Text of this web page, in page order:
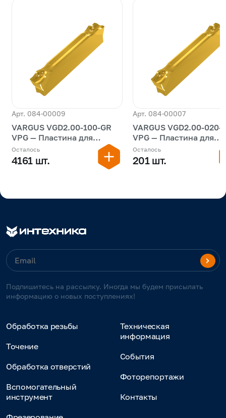
Арт. 084-00009
VARGUS VGD2.00-100-GR
VPG — Пластина для
обработки канавок
Осталось
4161 шт.
Арт. 084-00007
VARGUS VGD2.00-020-
VPG — Пластина для
обработки канавок
Осталось
201 шт.
Подпишитесь на рассылку. Иногда мы будем присылать
информацию о новых поступлениях!
Обработка резьбы
Точение
Обработка отверстий
Вспомогательный
инструмент
Техническая
информация
События
Фоторепортажи
Контакты